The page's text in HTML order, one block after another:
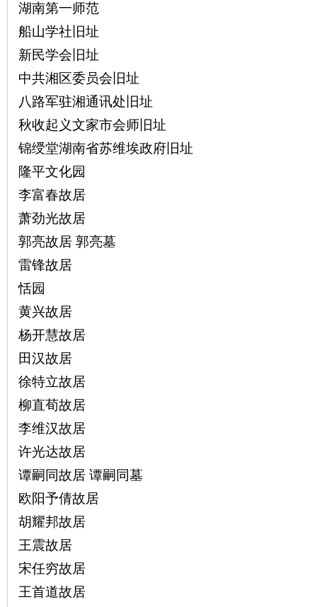
湖南第一师范
船山学社旧址
新民学会旧址
中共湘区委员会旧址
八路军驻湘通讯处旧址
秋收起义文家市会师旧址
锦绶堂湖南省苏维埃政府旧址
隆平文化园
李富春故居
萧劲光故居
郭亮故居 郭亮墓
雷锋故居
恬园
黄兴故居
杨开慧故居
田汉故居
徐特立故居
柳直荀故居
李维汉故居
许光达故居
谭嗣同故居 谭嗣同墓
欧阳予倩故居
胡耀邦故居
王震故居
宋任穷故居
王首道故居